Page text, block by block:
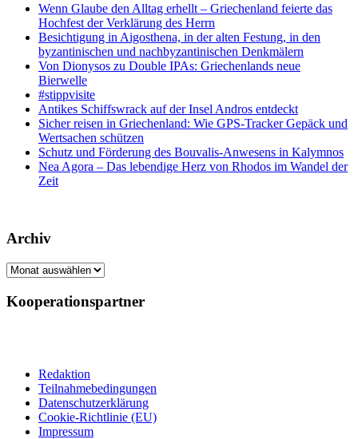
Wenn Glaube den Alltag erhellt – Griechenland feierte das
Hochfest der Verklärung des Herrn
Besichtigung in Aigosthena, in der alten Festung, in den
byzantinischen und nachbyzantinischen Denkmälern
Von Dionysos zu Double IPAs: Griechenlands neue
Bierwelle
#stippvisite
Antikes Schiffswrack auf der Insel Andros entdeckt
Sicher reisen in Griechenland: Wie GPS-Tracker Gepäck und
Wertsachen schützen
Schutz und Förderung des Bouvalis-Anwesens in Kalymnos
Nea Agora – Das lebendige Herz von Rhodos im Wandel der
Zeit
Archiv
Archiv
Kooperationspartner
Redaktion
Teilnahmebedingungen
Datenschutzerklärung
Cookie-Richtlinie (EU)
Impressum